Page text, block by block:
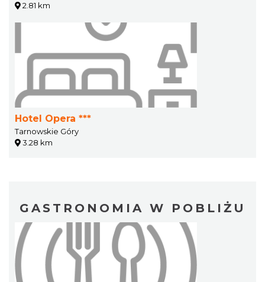
2.81 km
Hotel Opera ***
Tarnowskie Góry
3.28 km
GASTRONOMIA W POBLIŻU